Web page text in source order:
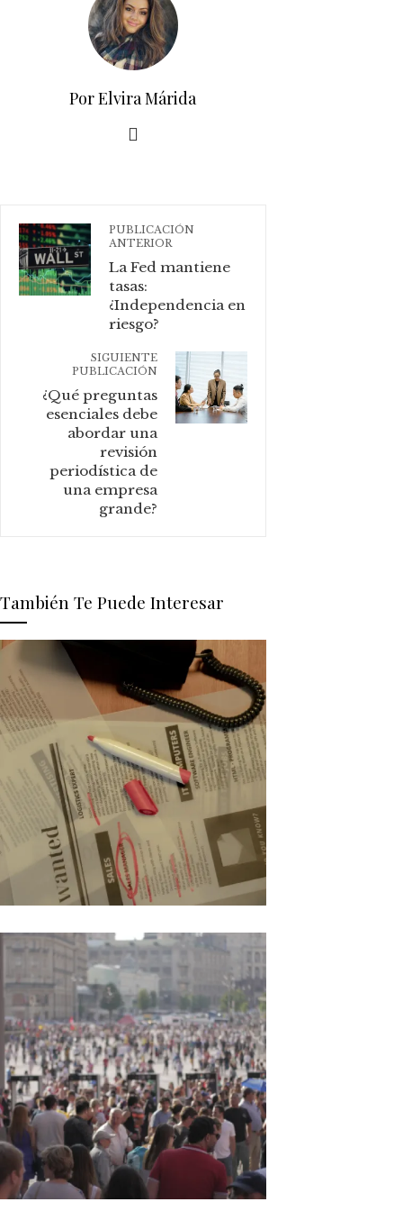
Por Elvira Márida
PUBLICACIÓN
ANTERIOR
La Fed mantiene
tasas:
¿Independencia en
riesgo?
SIGUIENTE
PUBLICACIÓN
¿Qué preguntas
esenciales debe
abordar una
revisión
periodística de
una empresa
grande?
También Te Puede Interesar